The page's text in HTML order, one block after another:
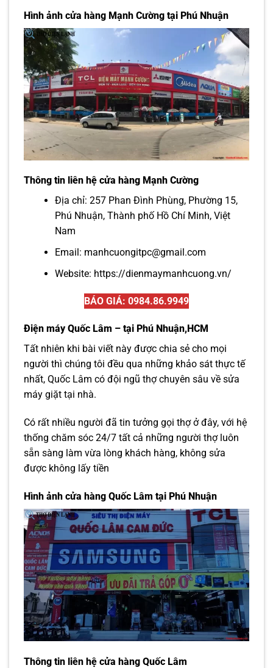
Hình ảnh cửa hàng Mạnh Cường tại Phú Nhuận
Thông tin liên hệ cửa hàng Mạnh Cường
Địa chỉ: 257 Phan Đình Phùng, Phường 15,
Phú Nhuận, Thành phố Hồ Chí Minh, Việt
Nam
Email: manhcuongitpc@gmail.com
Website: https://dienmaymanhcuong.vn/
BÁO GIÁ: 0984.86.9949
Điện máy Quốc Lâm – tại Phú Nhuận,HCM
Tất nhiên khi bài viết này được chia sẻ cho mọi
người thì chúng tôi đều qua những khảo sát thực tế
nhất, Quốc Lâm có đội ngũ thợ chuyên sâu về sửa
máy giặt tại nhà.
Có rất nhiều người đã tin tưởng gọi thợ ở đây, với hệ
thống chăm sóc 24/7 tất cả những người thợ luôn
sẵn sàng làm vừa lòng khách hàng, không sửa
được không lấy tiền
Hình ảnh cửa hàng Quốc Lâm tại Phú Nhuận
Thông tin liên hệ cửa hàng Quốc Lâm